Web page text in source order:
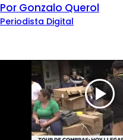
Por Gonzalo Querol
Periodista Digital